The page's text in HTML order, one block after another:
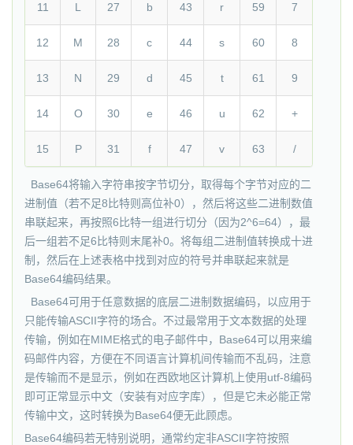
11 L 27 b 43 r 59 7
12 M 28 c 44 s 60 8
13 N 29 d 45 t 61 9
14 O 30 e 46 u 62 +
15 P 31 f 47 v 63 /
Base64将输入字符串按字节切分，取得每个字节对应的二
进制值（若不足8比特则高位补0），然后将这些二进制数值
串联起来，再按照6比特一组进行切分（因为2^6=64），最
后一组若不足6比特则末尾补0。将每组二进制值转换成十进
制，然后在上述表格中找到对应的符号并串联起来就是
Base64编码结果。
Base64可用于任意数据的底层二进制数据编码，以应用于
只能传输ASCII字符的场合。不过最常用于文本数据的处理
传输，例如在MIME格式的电子邮件中，Base64可以用来编
码邮件内容，方便在不同语言计算机间传输而不乱码，注意
是传输而不是显示，例如在西欧地区计算机上使用utf-8编码
即可正常显示中文（安装有对应字库），但是它未必能正常
传输中文，这时转换为Base64便无此顾虑。
Base64编码若无特别说明，通常约定非ASCII字符按照